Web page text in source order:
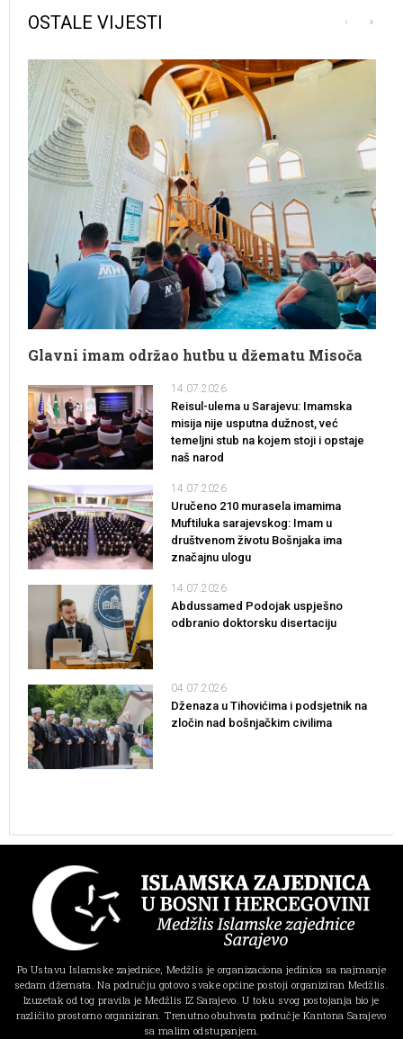
OSTALE VIJESTI
Glavni imam održao hutbu u džematu Misoča
14.07.2026
Reisul-ulema u Sarajevu: Imamska
misija nije usputna dužnost, već
temeljni stub na kojem stoji i opstaje
naš narod
14.07.2026
Uručeno 210 murasela imamima
Muftiluka sarajevskog: Imam u
društvenom životu Bošnjaka ima
značajnu ulogu
14.07.2026
Abdussamed Podojak uspješno
odbranio doktorsku disertaciju
04.07.2026
Dženaza u Tihovićima i podsjetnik na
zločin nad bošnjačkim civilima
Po Ustavu Islamske zajednice, Medžlis je organizaciona jedinica sa najmanje
sedam džemata. Na području gotovo svake općine postoji organiziran Medžlis.
Izuzetak od tog pravila je Medžlis IZ Sarajevo. U toku svog postojanja bio je
različito prostorno organiziran. Trenutno obuhvata područje Kantona Sarajevo
sa malim odstupanjem.